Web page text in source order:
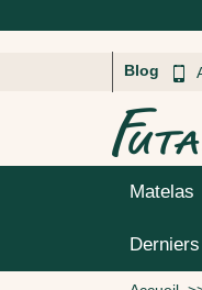
Blog
Matelas